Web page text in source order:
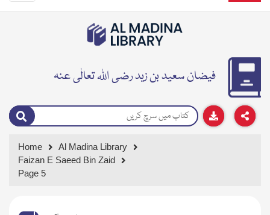
فیضان سعید بن زید رضی اللہ تعالٰی عنہ
Home
Al Madina Library
Faizan E Saeed Bin Zaid
Page 5